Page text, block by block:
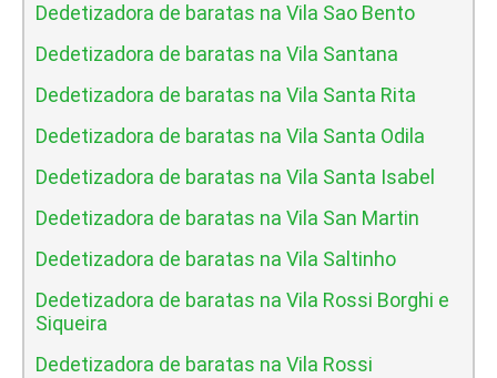
Dedetizadora de baratas na Vila Sao Bento
Dedetizadora de baratas na Vila Santana
Dedetizadora de baratas na Vila Santa Rita
Dedetizadora de baratas na Vila Santa Odila
Dedetizadora de baratas na Vila Santa Isabel
Dedetizadora de baratas na Vila San Martin
Dedetizadora de baratas na Vila Saltinho
Dedetizadora de baratas na Vila Rossi Borghi e
Siqueira
Dedetizadora de baratas na Vila Rossi